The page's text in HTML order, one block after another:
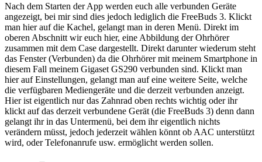
Nach dem Starten der App werden euch alle verbunden Geräte
angezeigt, bei mir sind dies jedoch lediglich die FreeBuds 3. Klickt
man hier auf die Kachel, gelangt man in deren Menü. Direkt im
oberen Abschnitt wir euch hier, eine Abbildung der Ohrhörer
zusammen mit dem Case dargestellt. Direkt darunter wiederum steht
das Fenster (Verbunden) da die Ohrhörer mit meinem Smartphone in
diesem Fall meinem Gigaset GS290 verbunden sind. Klickt man
hier auf Einstellungen, gelangt man auf eine weitere Seite, welche
die verfügbaren Mediengeräte und die derzeit verbunden anzeigt.
Hier ist eigentlich nur das Zahnrad oben rechts wichtig oder ihr
klickt auf das derzeit verbundene Gerät (die FreeBuds 3) denn dann
gelangt ihr in das Untermenü, bei dem ihr eigentlich nichts
verändern müsst, jedoch jederzeit wählen könnt ob AAC unterstützt
wird, oder Telefonanrufe usw. ermöglicht werden sollen.